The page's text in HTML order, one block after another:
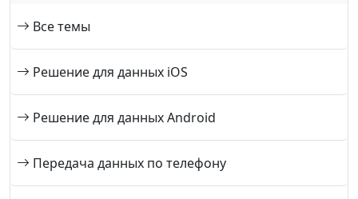
Все темы
Решение для данных iOS
Решение для данных Android
Передача данных по телефону